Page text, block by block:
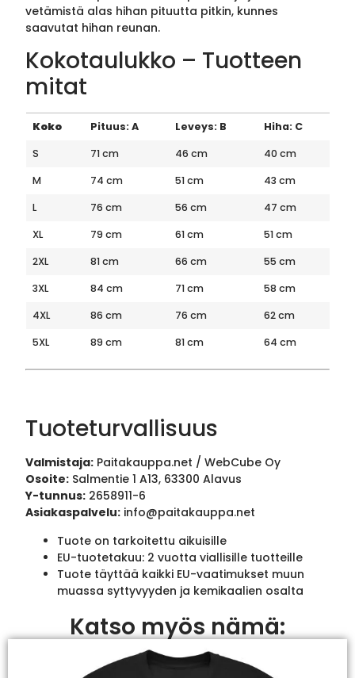
vetämistä alas hihan pituutta pitkin, kunnes
saavutat hihan reunan.
Kokotaulukko – Tuotteen
mitat
Koko Pituus: A Leveys: B
Hiha: C
S
71 cm 46 cm
40 cm
M
74 cm 51 cm
43 cm
L
76 cm 56 cm
47 cm
XL
79 cm 61 cm
51 cm
2XL
81 cm 66 cm
55 cm
3XL
84 cm 71 cm
58 cm
4XL
86 cm 76 cm
62 cm
5XL
89 cm 81 cm 64 cm
Tuoteturvallisuus
Valmistaja: Paitakauppa.net / WebCube Oy
Osoite: Salmentie 1 A13, 63300 Alavus
Y-tunnus: 2658911-6
Asiakaspalvelu: info@paitakauppa.net
Tuote on tarkoitettu aikuisille
EU-tuotetakuu: 2 vuotta viallisille tuotteille
Tuote täyttää kaikki EU-vaatimukset muun
muassa syttyvyyden ja kemikaalien osalta
Katso myös nämä: